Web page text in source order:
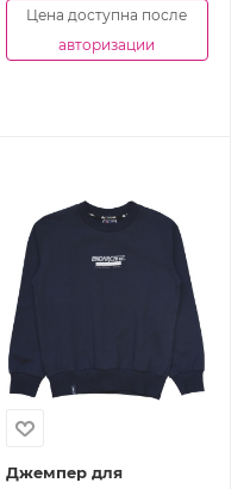
Цена доступна после
авторизации
Джемпер для